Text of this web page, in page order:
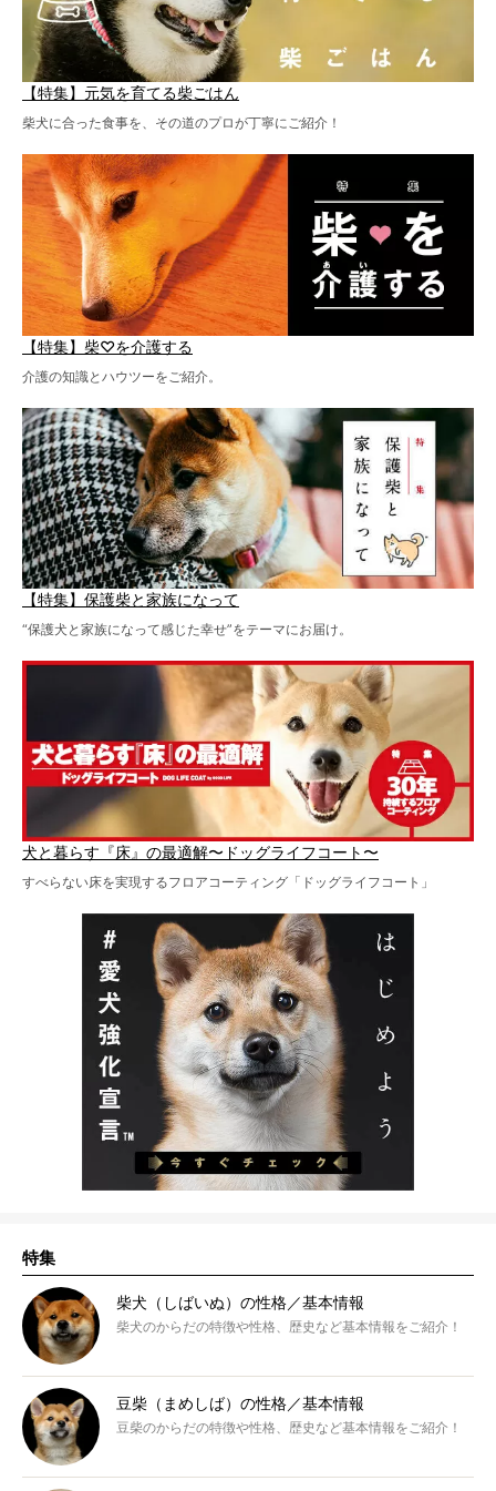
【特集】元気を育てる柴ごはん
柴犬に合った食事を、その道のプロが丁寧にご紹介！
【特集】柴♡を介護する
介護の知識とハウツーをご紹介。
【特集】保護柴と家族になって
“保護犬と家族になって感じた幸せ”をテーマにお届け。
犬と暮らす『床』の最適解〜ドッグライフコート〜
すべらない床を実現するフロアコーティング「ドッグライフコート」
特集
柴犬（しばいぬ）の性格／基本情報
柴犬のからだの特徴や性格、歴史など基本情報をご紹介！
豆柴（まめしば）の性格／基本情報
豆柴のからだの特徴や性格、歴史など基本情報をご紹介！